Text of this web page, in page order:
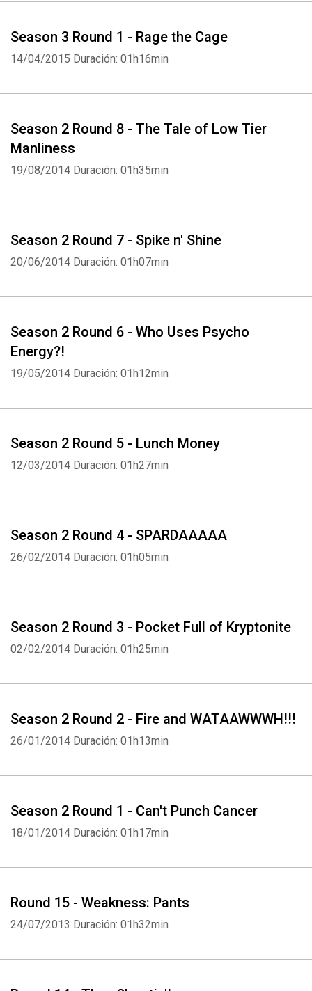
Season 3 Round 1 - Rage the Cage
14/04/2015 Duración: 01h16min
Season 2 Round 8 - The Tale of Low Tier
Manliness
19/08/2014 Duración: 01h35min
Season 2 Round 7 - Spike n' Shine
20/06/2014 Duración: 01h07min
Season 2 Round 6 - Who Uses Psycho
Energy?!
19/05/2014 Duración: 01h12min
Season 2 Round 5 - Lunch Money
12/03/2014 Duración: 01h27min
Season 2 Round 4 - SPARDAAAAA
26/02/2014 Duración: 01h05min
Season 2 Round 3 - Pocket Full of Kryptonite
02/02/2014 Duración: 01h25min
Season 2 Round 2 - Fire and WATAAWWWH!!!
26/01/2014 Duración: 01h13min
Season 2 Round 1 - Can't Punch Cancer
18/01/2014 Duración: 01h17min
Round 15 - Weakness: Pants
24/07/2013 Duración: 01h32min